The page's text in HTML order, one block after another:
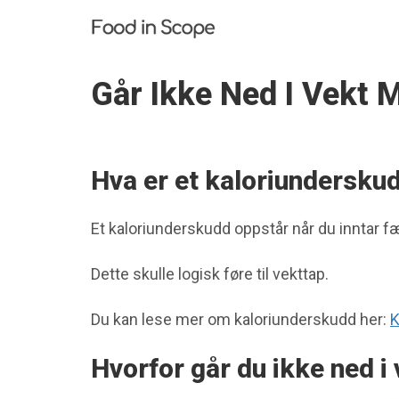
G
å
k
k
d
I
e
t
M
d
a
Går Ikke Ned I Vekt
Hva er et
Et kaloriunderskudd oppstår når du inntar
Dette skulle logisk føre til vekttap.
Du kan lese mer om kaloriunderskudd her:
Hvorfor går du ikke ned